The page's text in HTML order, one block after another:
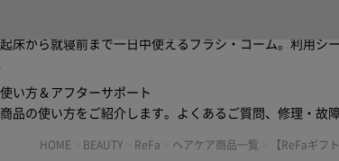
起床から就寝前まで一日中使えるブラシ・コーム。利用シ
使い方＆アフターサポート
商品の使い方をご紹介します。よくあるご質問、修理・故
HOME BEAUTY ReFa ヘアケア商品一覧 【ReFaギフ